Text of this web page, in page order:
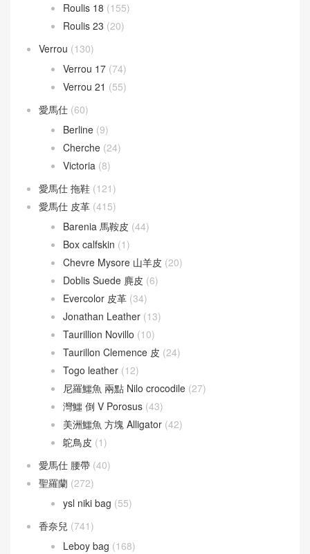
Roulis 18 (155)
Roulis 23 (20)
Verrou (130)
Verrou 17 (74)
Verrou 21 (55)
愛馬仕 (60)
Berline (9)
Cherche (24)
Victoria (8)
愛馬仕 拖鞋 (121)
愛馬仕 皮革 (415)
Barenia 馬鞍皮 (44)
Box calfskin (1)
Chevre Mysore 山羊皮 (20)
Doblis Suede 麂皮 (6)
Evercolor 皮革 (34)
Jonathan Leather (13)
Taurillion Novillo (10)
Taurillon Clemence 皮 (24)
Togo leather (12)
尼羅鱷魚 兩點 Nilo crocodile (27)
灣鱷 倒 V Porosus (43)
美洲鱷魚 方塊 Alligator (42)
鴕鳥皮 (1)
愛馬仕 腰帶 (40)
聖羅蘭 (272)
ysl niki bag (55)
香奈兒 (741)
Leboy bag (168)